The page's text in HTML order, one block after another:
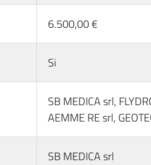
6.500,00 €
Si
SB MEDICA srl,
AEMME RE srl,
SB MEDICA srl